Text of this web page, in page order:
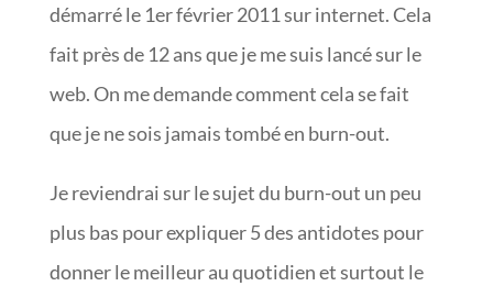
démarré le 1er février 2011 sur internet. Cela
fait près de 12 ans que je me suis lancé sur le
web. On me demande comment cela se fait
que je ne sois jamais tombé en burn-out.
Je reviendrai sur le sujet du burn-out un peu
plus bas pour expliquer 5 des antidotes pour
donner le meilleur au quotidien et surtout le